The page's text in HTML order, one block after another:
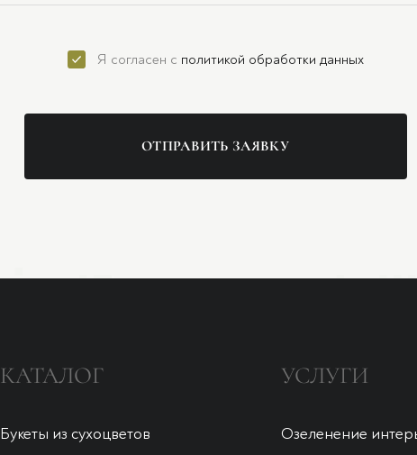
Я согласен с политикой обработки данных
ОТПРАВИТЬ ЗАЯВКУ
КАТАЛОГ
Букеты из сухоцветов
УСЛУГИ
Озеленение